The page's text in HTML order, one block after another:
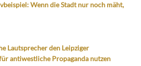
Wenn die Stadt nur noch mäht,
Lautsprecher den Leipziger
antiwestliche Propaganda nutzen